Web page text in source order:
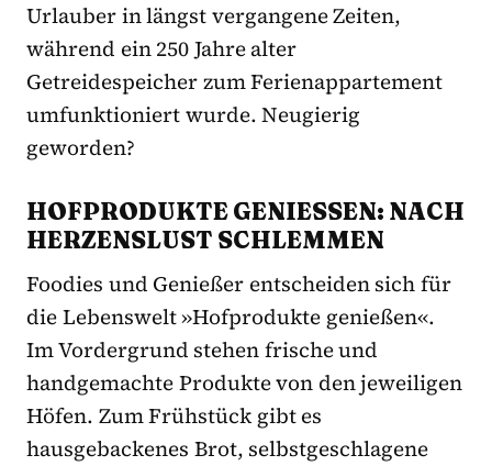
Urlauber in längst vergangene Zeiten,
während ein 250 Jahre alter
Getreidespeicher zum Ferienappartement
umfunktioniert wurde. Neugierig
geworden?
HOFPRODUKTE GENIESSEN: NACH H
ERZENSLUST SCHLEMMEN
Foodies und Genießer entscheiden sich für
die Lebenswelt »Hofprodukte genießen«.
Im Vordergrund stehen frische und
handgemachte Produkte von den jeweiligen
Höfen. Zum Frühstück gibt es
hausgebackenes Brot, selbstgeschlagene